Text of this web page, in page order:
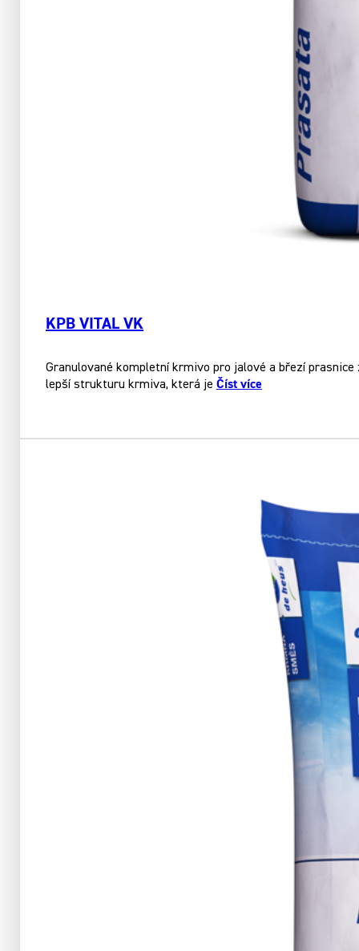
KPB VITAL VK
Granulované kompletní krmivo pro jalové a březí
lepší strukturu krmiva, která je Číst více